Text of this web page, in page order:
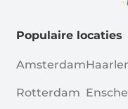
Populaire locaties
Amsterdam
Rotterdam